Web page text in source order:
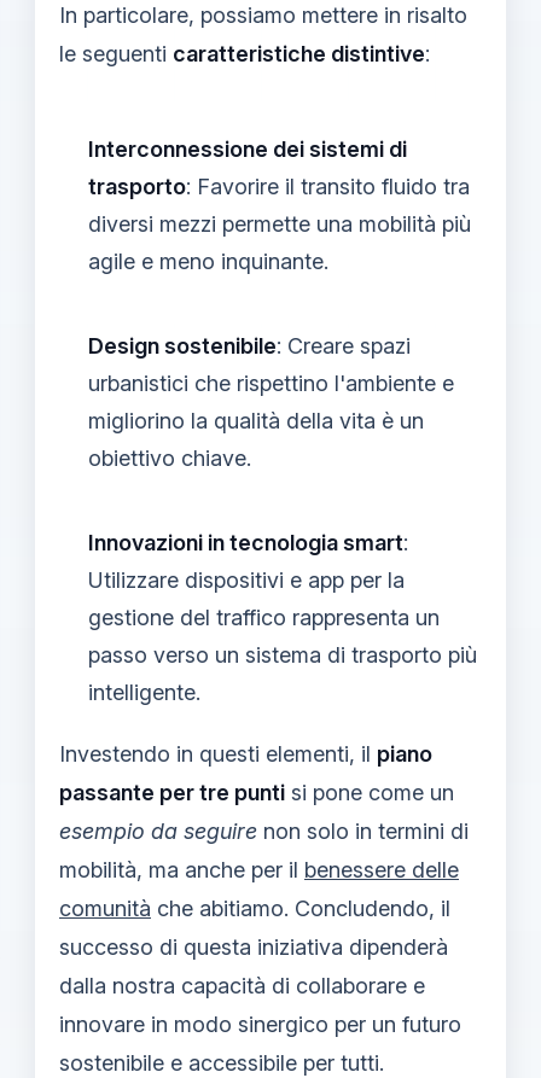
In particolare, possiamo mettere in risalto
le seguenti caratteristiche distintive:
Interconnessione dei sistemi di
trasporto: Favorire il transito fluido tra
diversi mezzi permette una mobilità più
agile e meno inquinante.
Design sostenibile: Creare spazi
urbanistici che rispettino l'ambiente e
migliorino la qualità della vita è un
obiettivo chiave.
Innovazioni in tecnologia smart:
Utilizzare dispositivi e app per la
gestione del traffico rappresenta un
passo verso un sistema di trasporto più
intelligente.
Investendo in questi elementi, il piano
passante per tre punti si pone come un
esempio da seguire non solo in termini di
mobilità, ma anche per il benessere delle
comunità che abitiamo. Concludendo, il
successo di questa iniziativa dipenderà
dalla nostra capacità di collaborare e
innovare in modo sinergico per un futuro
sostenibile e accessibile per tutti.